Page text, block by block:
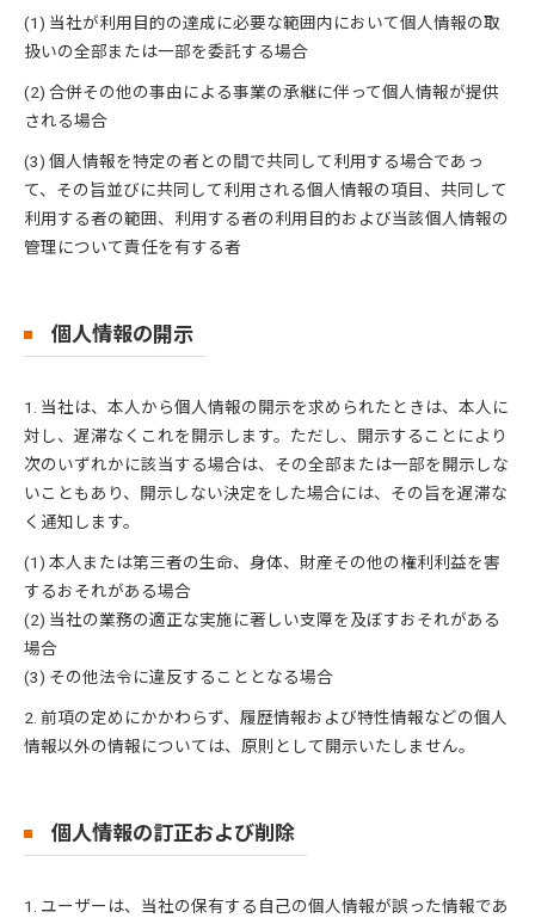
(1) 当社が利用目的の達成に必要な範囲内において個人情報の取
扱いの全部または一部を委託する場合
(2) 合併その他の事由による事業の承継に伴って個人情報が提供
される場合
(3) 個人情報を特定の者との間で共同して利用する場合であっ
て、その旨並びに共同して利用される個人情報の項目、共同して
利用する者の範囲、利用する者の利用目的および当該個人情報の
管理について責任を有する者
個人情報の開示
1. 当社は、本人から個人情報の開示を求められたときは、本人に
対し、遅滞なくこれを開示します。ただし、開示することにより
次のいずれかに該当する場合は、その全部または一部を開示しな
いこともあり、開示しない決定をした場合には、その旨を遅滞な
く通知します。
(1) 本人または第三者の生命、身体、財産その他の権利利益を害
するおそれがある場合
(2) 当社の業務の適正な実施に著しい支障を及ぼすおそれがある
場合
(3) その他法令に違反することとなる場合
2. 前項の定めにかかわらず、履歴情報および特性情報などの個人
情報以外の情報については、原則として開示いたしません。
個人情報の訂正および削除
1. ユーザーは、当社の保有する自己の個人情報が誤った情報であ